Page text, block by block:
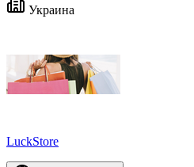
Украина
LuckStore